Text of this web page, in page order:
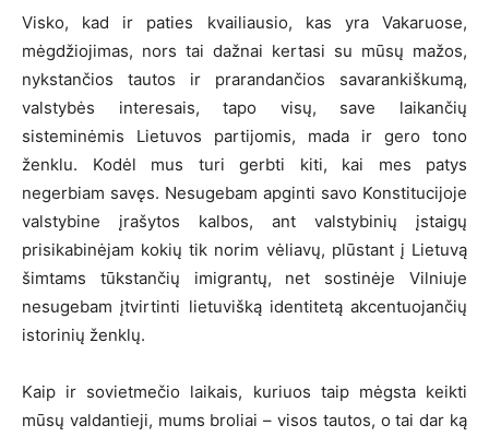
Visko, kad ir paties kvailiausio, kas yra Vakaruose,
mėgdžiojimas, nors tai dažnai kertasi su mūsų mažos,
nykstančios tautos ir prarandančios savarankiškumą,
valstybės interesais, tapo visų, save laikančių
sisteminėmis Lietuvos partijomis, mada ir gero tono
ženklu. Kodėl mus turi gerbti kiti, kai mes patys
negerbiam savęs. Nesugebam apginti savo Konstitucijoje
valstybine įrašytos kalbos, ant valstybinių įstaigų
prisikabinėjam kokių tik norim vėliavų, plūstant į Lietuvą
šimtams tūkstančių imigrantų, net sostinėje Vilniuje
nesugebam įtvirtinti lietuvišką identitetą akcentuojančių
istorinių ženklų.
Kaip ir sovietmečio laikais, kuriuos taip mėgsta keikti
mūsų valdantieji, mums broliai – visos tautos, o tai dar ką